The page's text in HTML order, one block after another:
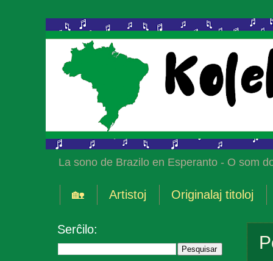
La sono de Brazilo en Esperanto - O som
🏡 Artistoj Originalaj titoloj
Serĉilo: